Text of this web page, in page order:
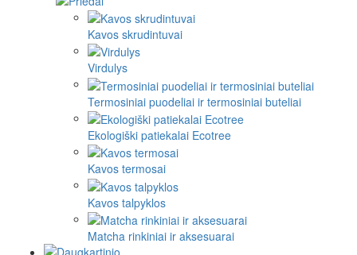
Kavos skrudintuvai
Virdulys
Termosiniai puodeliai ir termosiniai buteliai
Ekologiški patiekalai Ecotree
Kavos termosai
Kavos talpyklos
Matcha rinkiniai ir aksesuarai